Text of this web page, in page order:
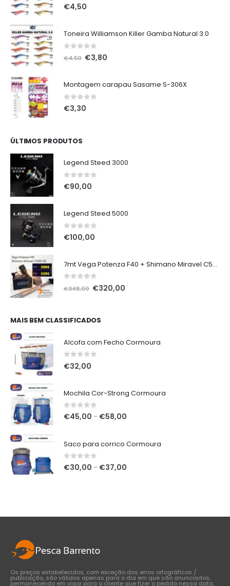
0out of 5
€4,50
Toneira Williamson Killer Gamba Natural 3.0
out of 5
€4,50 O
era:
€4,50.
€3,80
é:
Montagem carapau Sasame S-306X
0out of 5
€3,30
ÚLTIMOS PRODUTOS
Legend Steed 3000
0out of 5
€90,00
Legend Steed 5000
0out of 5
€100,00
7mt Vega Potenza F40 + Shimano Miravel C5000 XG
€348,00 O
era:
€320,00
MAIS BEM CLASSIFICADOS
Alcofa com Fecho Cormoura
0out of 5
€32,00
Mochila Cor-Strong Cormoura
0out of 5
€45,00 – €58,00
through
Saco para corrico Cormoura
0out of 5
€30,00 – €37,00
Os preços estabelecidos, com exceção dos erros ortográficos /
publicação, são válidos apenas para o dia em que são anunciados,
permanecendo em vigor para o cliente que fizer o pedido nessa data,